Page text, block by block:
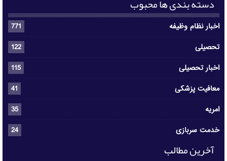
اخبار نظام وظیفه
771
تحصیلی
122
اخبار تحصیلی
115
معافیت پزشکی
41
امریه
35
خدمت سربازی
24
آخرین مطالب